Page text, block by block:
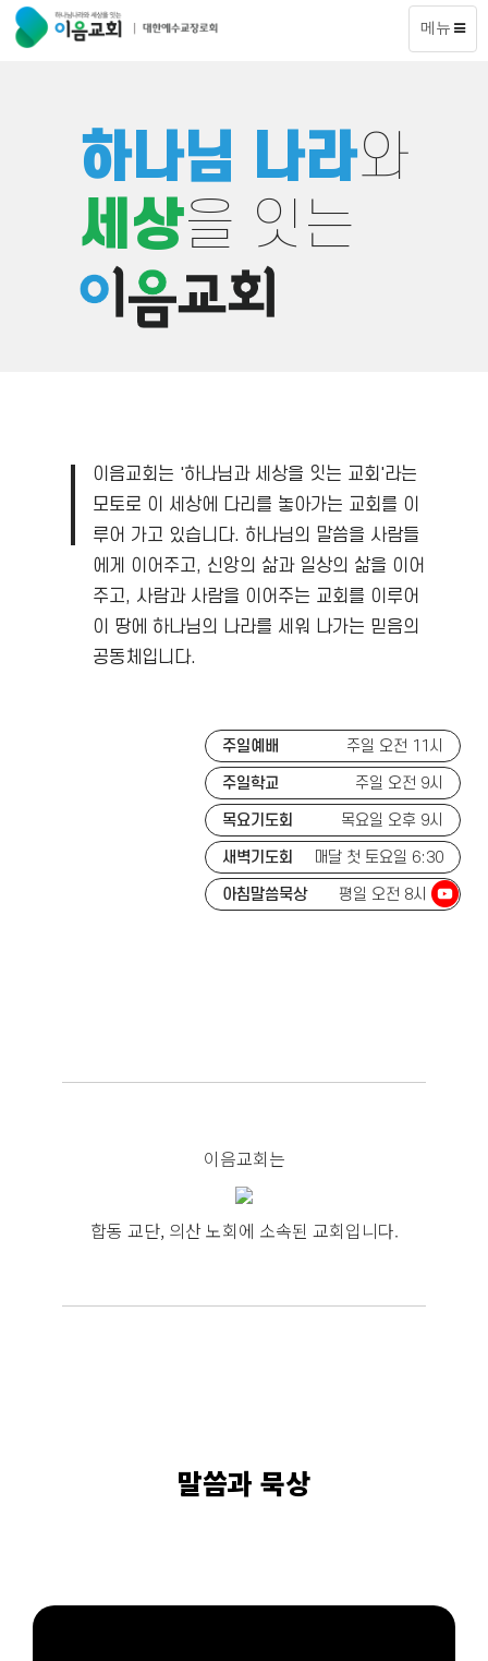
메뉴
하나님 나라와
세상을 잇는
이음교회는 '하나님과 세상을 잇는 교회'라는
모토로 이 세상에 다리를 놓아가는 교회를 이
루어 가고 있습니다. 하나님의 말씀을 사람들
에게 이어주고, 신앙의 삶과 일상의 삶을 이어
주고, 사람과 사람을 이어주는 교회를 이루어
이 땅에 하나님의 나라를 세워 나가는 믿음의
공동체입니다.
주일예배
주일 오전 11시
주일학교
주일 오전 9시
목요기도회
목요일 오후 9시
새벽기도회
매달 첫 토요일 6:30
아침말씀묵상
평일 오전 8시
이음교회는
합동 교단, 의산 노회에 소속된 교회입니다.
말씀과 묵상